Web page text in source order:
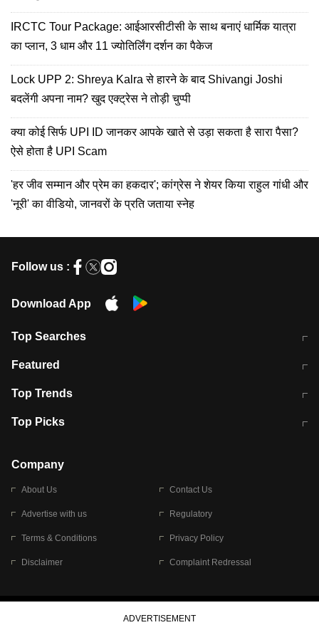
IRCTC Tour Package: आईआरसीटीसी के साथ बनाएं धार्मिक यात्रा
का प्लान, 3 धाम और 11 ज्योतिर्लिंग दर्शन का पैकेज
Lock UPP 2: Shreya Kalra से हारने के बाद Shivangi Joshi
बदलेंगी अपना नाम? खुद एक्ट्रेस ने तोड़ी चुप्पी
क्या कोई सिर्फ UPI ID जानकर आपके खाते से उड़ा सकता है सारा पैसा?
ऐसे होता है UPI Scam
'हर जीव सम्मान और प्रेम का हकदार'; कांग्रेस ने शेयर किया राहुल गांधी और
'नूरी' का वीडियो, जानवरों के प्रति जताया स्नेह
Follow us :
Download App
Top Searches
मुंबई में लगे 'जेन जी' के पोस्टर, लिखा- 'मैं
Featured
10 अगस्त को विधानसभा का घेराव करेंगे
Top Trends
RBI का नया नियम: अब बैंकों को अपनी सभी
Top Picks
बारिश की चेतावनी
Company
About Us Contact Us
Advertise with us Regulatory
Terms & Conditions Privacy Policy
Disclaimer Complaint Redressal